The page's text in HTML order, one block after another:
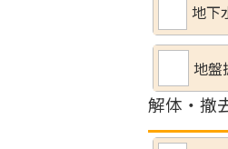
地下
地盤
解体・撤